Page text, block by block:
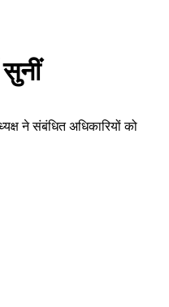
ने संबंधित अधिकारियों को